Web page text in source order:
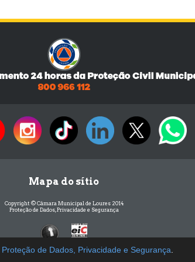
Mapa do sítio
Copyright © Câmara Municipal de Loures 2014
Proteção de Dados, Privacidade e Segurança
[D]
Proteção de Dados, Privacidade e Segurança